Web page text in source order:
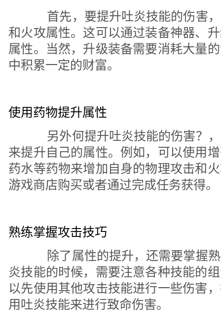
首先，要提升吐炎技能的伤害，
和火攻属性。这可以通过装备神器、
属性。当然，升级装备需要消耗大量
中积累一定的财富。
使用药物提升属性
另外何提升吐炎技能的伤害？，
来提升自己的属性。例如，可以使用
药水等药物来增加自身的物理攻击和
游戏商店购买或者通过完成任务获得。
熟练掌握攻击技巧
除了属性的提升，还需要掌握熟
炎技能的时候，需要注意各种技能的
以先使用其他攻击技能进行一些伤害
用吐炎技能来进行致命伤害。